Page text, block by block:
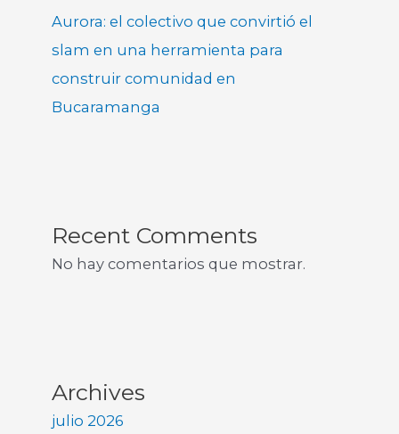
Aurora: el colectivo que convirtió el
slam en una herramienta para
construir comunidad en
Bucaramanga
Recent Comments
No hay comentarios que mostrar.
Archives
julio 2026